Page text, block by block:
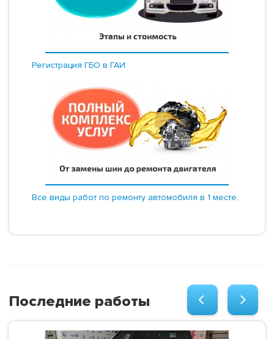
Регистрация ГБО в ГАИ
Все виды работ по ремонту автомобиля в 1 месте.
Последние работы